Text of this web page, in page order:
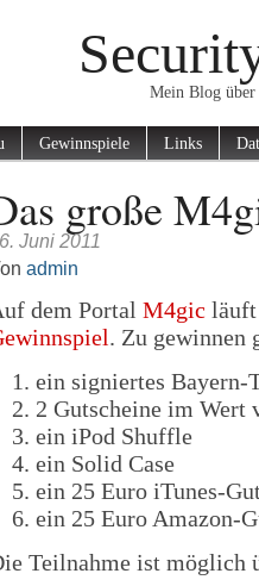
Mein Blog
Gewinnspiele Links
große
Juni 2011
admin
dem Portal M4gic läuft
. Zu gewinnen
ein signiertes Bayern-
2 Gutscheine im Wert
ein iPod Shuffle
ein Solid Case
ein 25 Euro iTunes-
ein 25 Euro Amazon-
Teilnahme ist möglich